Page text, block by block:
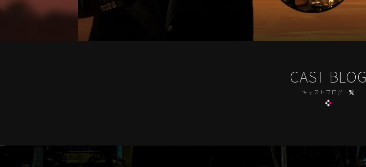
CAST BLOG
キャストブログ一覧